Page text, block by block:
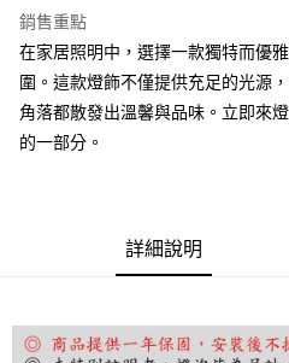
悠遊付
Google Pay
全盈+PAY
AFTEE先享後付
【「AFTEE先享後付」結帳流程】
每筆NT$180，滿NT$5,000(含以上
銷售重點
在家居照明中，選擇一款獨特而優
圍。這款燈飾不僅提供充足的光源
角落都散發出溫馨與品味。立即來
的一部分。
詳細說明